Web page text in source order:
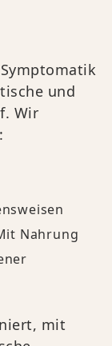
und
Wir
Nahrung
mit